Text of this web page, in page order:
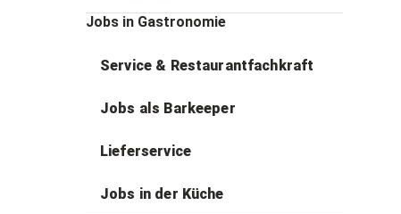
Jobs in Gastronomie
Service & Restaurantfachkraft
Jobs als Barkeeper
Lieferservice
Jobs in der Küche